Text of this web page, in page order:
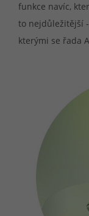
funkce navíc,
to nejdůležitější
kterými se řada